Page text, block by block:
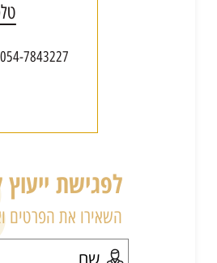
054-7843227 074-7280095
לפגישת
השאירו את הפרטים